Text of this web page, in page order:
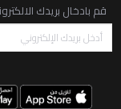
قم بادخال بريدك